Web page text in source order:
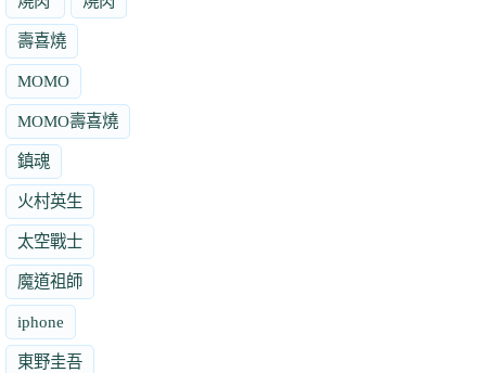
壽喜燒
MOMO
MOMO壽喜燒
鎮魂
火村英生
太空戰士
魔道祖師
iphone
東野圭吾